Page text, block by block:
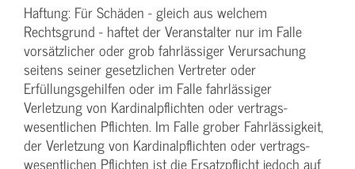
Haftung: Für Schäden - gleich aus welchem
Rechtsgrund - haftet der Veranstalter nur im Falle
vorsätzlicher oder grob fahrlässiger Verursachung
seitens seiner gesetzlichen Vertreter oder
Erfüllungsgehilfen oder im Falle fahrlässiger
Verletzung von Kardinalpflichten oder vertrags­
wesentlichen Pflichten. Im Falle grober Fahrlässigkeit,
der Verletzung von Kardinalpflichten oder vertrags­
wesentlichen Pflichten ist die Ersatzpflicht jedoch auf